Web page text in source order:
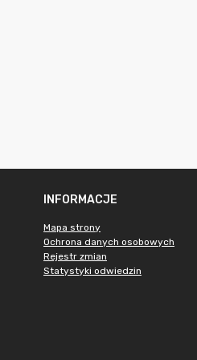
INFORMACJE
Mapa strony
Ochrona danych osobowych
Rejestr zmian
Statystyki odwiedzin